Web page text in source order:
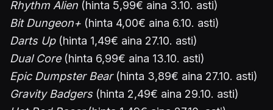
Rhythm Alien (hinta 5,99€ aina 3.10. asti)
Bit Dungeon+ (hinta 4,00€ aina 6.10. asti)
Darts Up(hinta 1,49€ aina 27.10. asti)
Dual Core(hinta 6,99€ aina 13.10. asti)
Epic Dumpster Bear (hinta 3,89€ aina 27.10. asti)
Gravity Badgers (hinta 2,49€ aina 29.10. asti)